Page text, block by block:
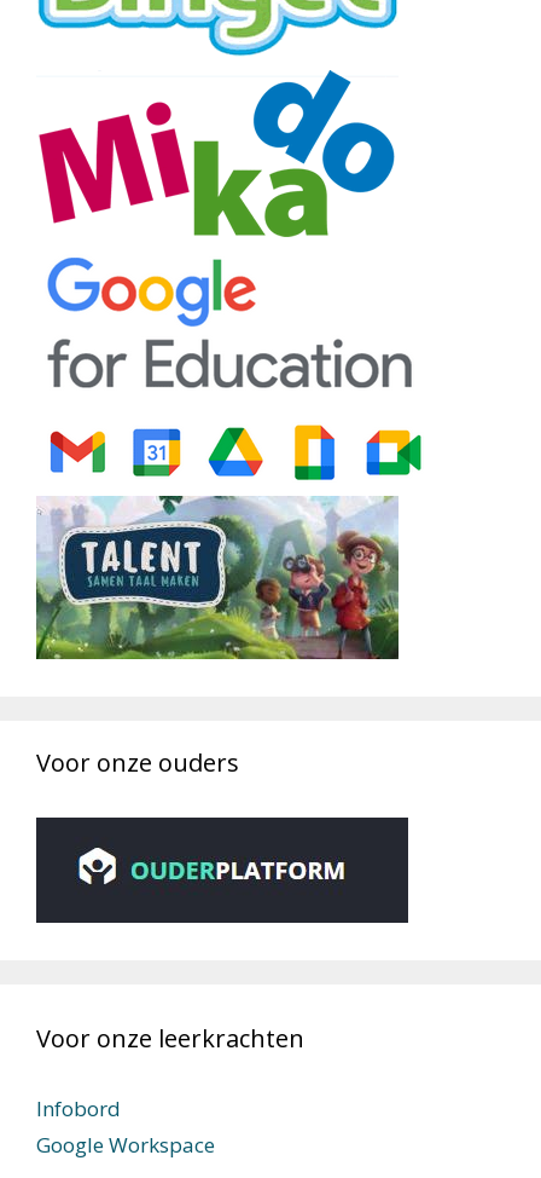
Voor onze ouders
Voor onze leerkrachten
Infobord
Google Workspace